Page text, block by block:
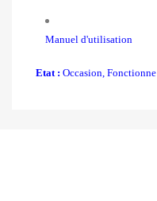
Manuel d'utilisation
Etat : Occasion, Fonctionne